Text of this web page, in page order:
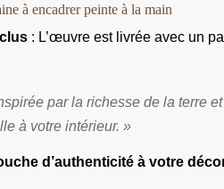
à encadrer peinte à la main
: L’œuvre est livrée avec un
par la richesse de la terre
à votre intérieur. »
d’authenticité à votre